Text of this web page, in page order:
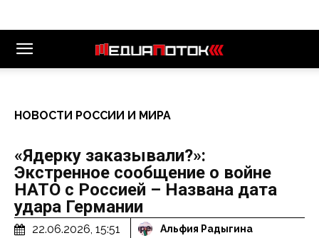
НОВОСТИ РОССИИ И МИРА
«Ядерку заказывали?»:
Экстренное сообщение о войне
НАТО с Россией – Названа дата
удара Германии
22.06.2026, 15:51 Альфия Радыгина